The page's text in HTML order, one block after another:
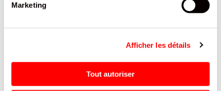
Marketing
Afficher les détails
Tout autoriser
PRINGLES BOITE 175G/19
HERBES PROV 125G